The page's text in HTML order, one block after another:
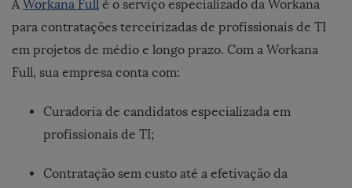
A Workana Full é o serviço especializado da Workana
para contratações terceirizadas de profissionais de TI
em projetos de médio e longo prazo. Com a Workana
Full, sua empresa conta com:
Curadoria de candidatos especializada em
profissionais de TI;
Contratação sem custo até a efetivação da